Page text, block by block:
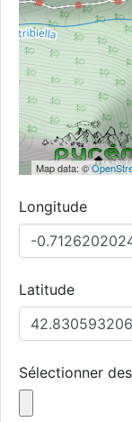
Map data: ©
Longitude
Latitude
Sélectionner